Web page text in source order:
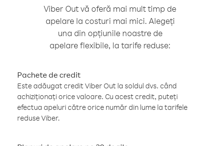
Viber Out vă oferă mai mult timp de
apelare la costuri mai mici. Alegeți
una din opțiunile noastre de
apelare flexibile, la tarife reduse:
Pachete de credit
Este adăugat credit Viber Out la soldul dvs. când
achiziționați orice valoare. Cu acest credit, puteți
efectua apeluri către orice număr din lume la tarifele
reduse Viber.